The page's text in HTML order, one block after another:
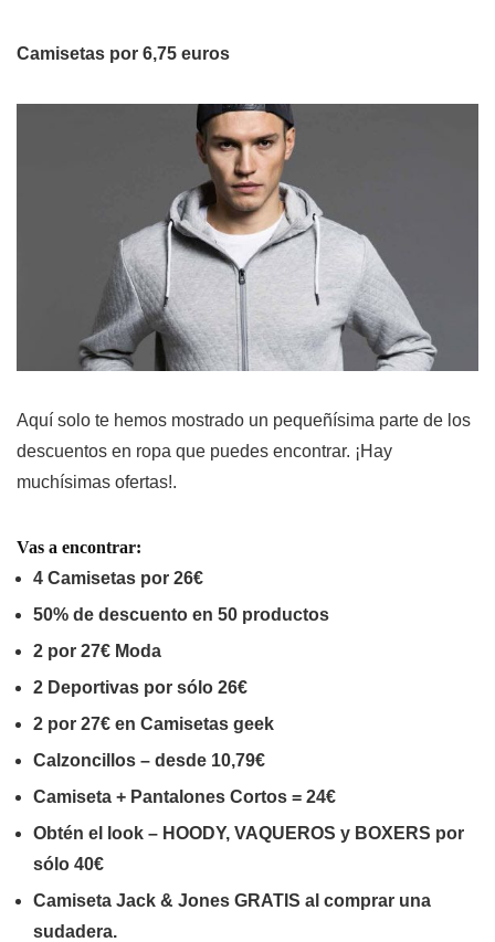
Camisetas por 6,75 euros
Aquí solo te hemos mostrado un pequeñísima parte de los
descuentos en ropa que puedes encontrar. ¡Hay
muchísimas ofertas!.
Vas a encontrar:
4 Camisetas por 26€
50% de descuento en 50 productos
2 por 27€ Moda
2 Deportivas por sólo 26€
2 por 27€ en Camisetas geek
Calzoncillos – desde 10,79€
Camiseta + Pantalones Cortos = 24€
Obtén el look – HOODY, VAQUEROS y BOXERS por
sólo 40€
Camiseta Jack & Jones GRATIS al comprar una
sudadera.